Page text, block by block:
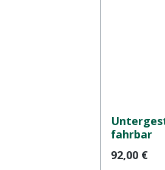
fahrbar
Regulärer
92,00 €